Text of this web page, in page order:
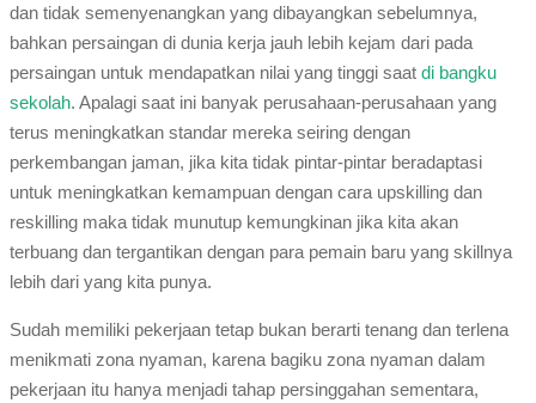
dan tidak semenyenangkan yang dibayangkan sebelumnya,
bahkan persaingan di dunia kerja jauh lebih kejam dari pada
persaingan untuk mendapatkan nilai yang tinggi saat di bangku
sekolah. Apalagi saat ini banyak perusahaan-perusahaan yang
terus meningkatkan standar mereka seiring dengan
perkembangan jaman, jika kita tidak pintar-pintar beradaptasi
untuk meningkatkan kemampuan dengan cara upskilling dan
reskilling maka tidak munutup kemungkinan jika kita akan
terbuang dan tergantikan dengan para pemain baru yang skillnya
lebih dari yang kita punya.
Sudah memiliki pekerjaan tetap bukan berarti tenang dan terlena
menikmati zona nyaman, karena bagiku zona nyaman dalam
pekerjaan itu hanya menjadi tahap persinggahan sementara,